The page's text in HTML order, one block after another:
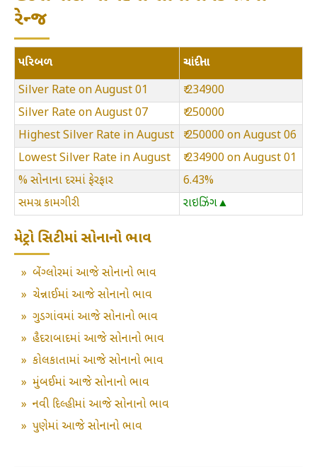
રેન્જ
પરિબળ
ચાંદીના
Silver Rate on August 01
₹ 234900
Silver Rate on August 07
₹ 250000
Highest Silver Rate in August
₹ 250000 on August 06
Lowest Silver Rate in August
₹ 234900 on August 01
% સોનાના દરમાં ફેરફાર
6.43%
સમગ્ર કામગીરી
રાઇઝિંગ▲
મેટ્રો સિટીમાં સોનાનો ભાવ
» બેંગ્લોરમાં આજે સોનાનો ભાવ
» ચેન્નાઈમાં આજે સોનાનો ભાવ
» ગુડગાંવમાં આજે સોનાનો ભાવ
» હૈદરાબાદમાં આજે સોનાનો ભાવ
» કોલકાતામાં આજે સોનાનો ભાવ
» મુંબઈમાં આજે સોનાનો ભાવ
» નવી દિલ્હીમાં આજે સોનાનો ભાવ
» પુણેમાં આજે સોનાનો ભાવ